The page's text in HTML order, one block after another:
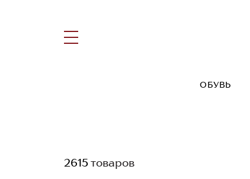
ОБУВЬ
2615товаров